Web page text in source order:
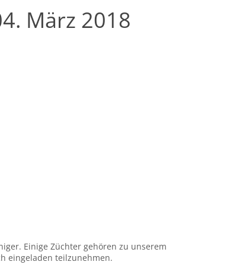
März 2018
Einige Züchter gehören zu unserem
eingeladen teilzunehmen.